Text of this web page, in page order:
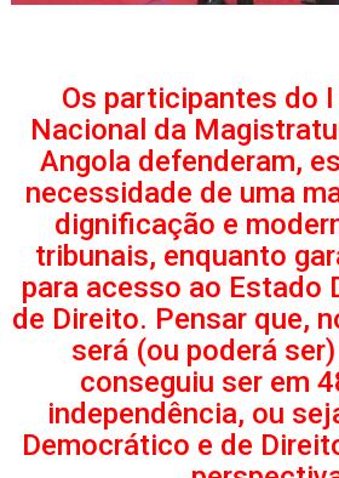
Os participantes do
Nacional da
Angola defenderam,
necessidade de uma
dignificação e
tribunais, enquanto
para acesso ao Estado
de Direito. Pensar que,
será (ou poderá
conseguiu ser em
independência, ou
Democrático e de